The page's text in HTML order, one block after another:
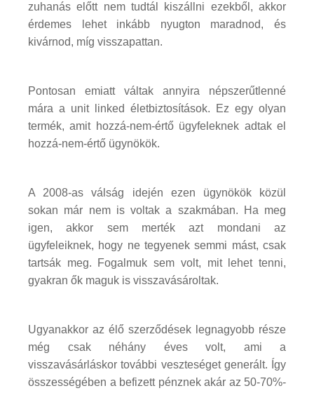
zuhanás előtt nem tudtál kiszállni ezekből, akkor
érdemes lehet inkább nyugton maradnod, és
kivárnod, míg visszapattan.
Pontosan emiatt váltak annyira népszerűtlenné
mára a unit linked életbiztosítások. Ez egy olyan
termék, amit hozzá-nem-értő ügyfeleknek adtak el
hozzá-nem-értő ügynökök.
A 2008-as válság idején ezen ügynökök közül
sokan már nem is voltak a szakmában. Ha meg
igen, akkor sem merték azt mondani az
ügyfeleiknek, hogy ne tegyenek semmi mást, csak
tartsák meg. Fogalmuk sem volt, mit lehet tenni,
gyakran ők maguk is visszavásároltak.
Ugyanakkor az élő szerződések legnagyobb része
még csak néhány éves volt, ami a
visszavásárláskor további veszteséget generált. Így
összességében a befizett pénznek akár az 50-70%-